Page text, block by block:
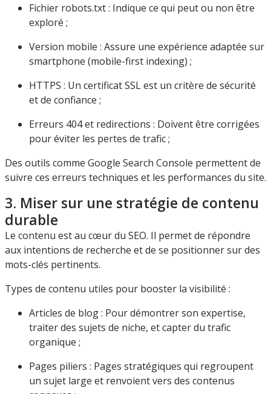
Fichier robots.txt : Indique ce qui peut ou non être
exploré ;
Version mobile : Assure une expérience adaptée sur
smartphone (mobile-first indexing) ;
HTTPS : Un certificat SSL est un critère de sécurité
et de confiance ;
Erreurs 404 et redirections : Doivent être corrigées
pour éviter les pertes de trafic ;
Des outils comme Google Search Console permettent de
suivre ces erreurs techniques et les performances du site.
3. Miser sur une stratégie de contenu
durable
Le contenu est au cœur du SEO. Il permet de répondre
aux intentions de recherche et de se positionner sur des
mots-clés pertinents.
Types de contenu utiles pour booster la visibilité :
Articles de blog : Pour démontrer son expertise,
traiter des sujets de niche, et capter du trafic
organique ;
Pages piliers : Pages stratégiques qui regroupent
un sujet large et renvoient vers des contenus